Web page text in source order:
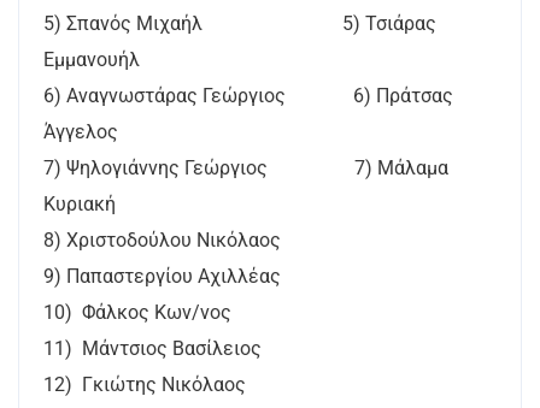
5) Σπανός Μιχαήλ 5) Τσιάρας
Εμμανουήλ
6) Αναγνωστάρας Γεώργιος 6) Πράτσας
Άγγελος
7) Ψηλογιάννης Γεώργιος 7) Μάλαμα
Κυριακή
8) Χριστοδούλου Νικόλαος
9) Παπαστεργίου Αχιλλέας
10) Φάλκος Κων/νος
11) Μάντσιος Βασίλειος
12) Γκιώτης Νικόλαος